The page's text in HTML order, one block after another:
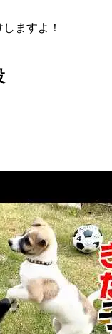
ますよ！